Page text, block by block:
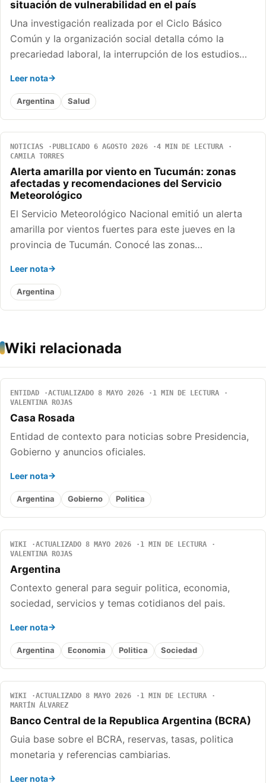
situación de vulnerabilidad en el país
Una investigación realizada por el Ciclo Básico
Común y la organización social detalla cómo la
precariedad laboral, la interrupción de los estudios…
Leer nota
Argentina Salud
NOTICIAS PUBLICADO 6 AGOSTO 2026
4 MIN DE LECTURA
CAMILA TORRES
Alerta amarilla por viento en Tucumán: zonas
afectadas y recomendaciones del Servicio
Meteorológico
El Servicio Meteorológico Nacional emitió un alerta
amarilla por vientos fuertes para este jueves en la
provincia de Tucumán. Conocé las zonas…
Leer nota
Argentina
Wiki relacionada
ENTIDAD ACTUALIZADO 8 MAYO 2026
1 MIN DE LECTURA
VALENTINA ROJAS
Casa Rosada
Entidad de contexto para noticias sobre Presidencia,
Gobierno y anuncios oficiales.
Leer nota
Argentina Gobierno Politica
WIKI ACTUALIZADO 8 MAYO 2026
1 MIN DE LECTURA
VALENTINA ROJAS
Argentina
Contexto general para seguir politica, economia,
sociedad, servicios y temas cotidianos del pais.
Leer nota
Argentina Economia Politica Sociedad
WIKI ACTUALIZADO 8 MAYO 2026
1 MIN DE LECTURA
MARTÍN ÁLVAREZ
Banco Central de la Republica Argentina (BCRA)
Guia base sobre el BCRA, reservas, tasas, politica
monetaria y referencias cambiarias.
Leer nota